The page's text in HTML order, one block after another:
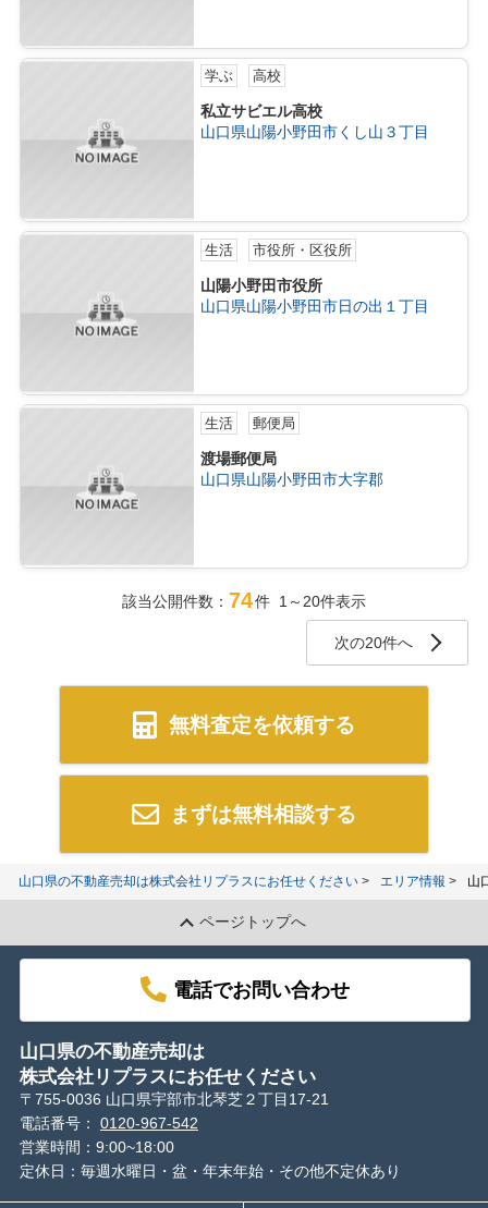
学ぶ 高校
私立サビエル高校
山口県山陽小野田市くし山３丁目
生活 市役所・区役所
山陽小野田市役所
山口県山陽小野田市日の出１丁目
生活 郵便局
渡場郵便局
山口県山陽小野田市大字郡
該当公開件数： 74件 1～20件表示
次の20件へ
無料査定を依頼する
まずは無料相談する
山口県の不動産売却は株式会社リプラスにお任せください エリア情報 山
ページトップへ
電話でお問い合わせ
山口県の不動産売却は
株式会社リプラスにお任せください
〒755-0036 山口県宇部市北琴芝２丁目17-21
電話番号： 0120-967-542
営業時間：9:00~18:00
定休日：毎週水曜日・盆・年末年始・その他不定休あり